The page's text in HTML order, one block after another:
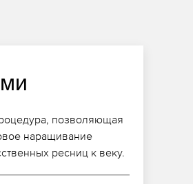
позволяющая
наращивание
ресниц к веку.